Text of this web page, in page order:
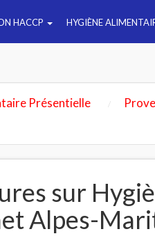
HACCP HYGIÈNE
Présentielle
sur
Alpes-